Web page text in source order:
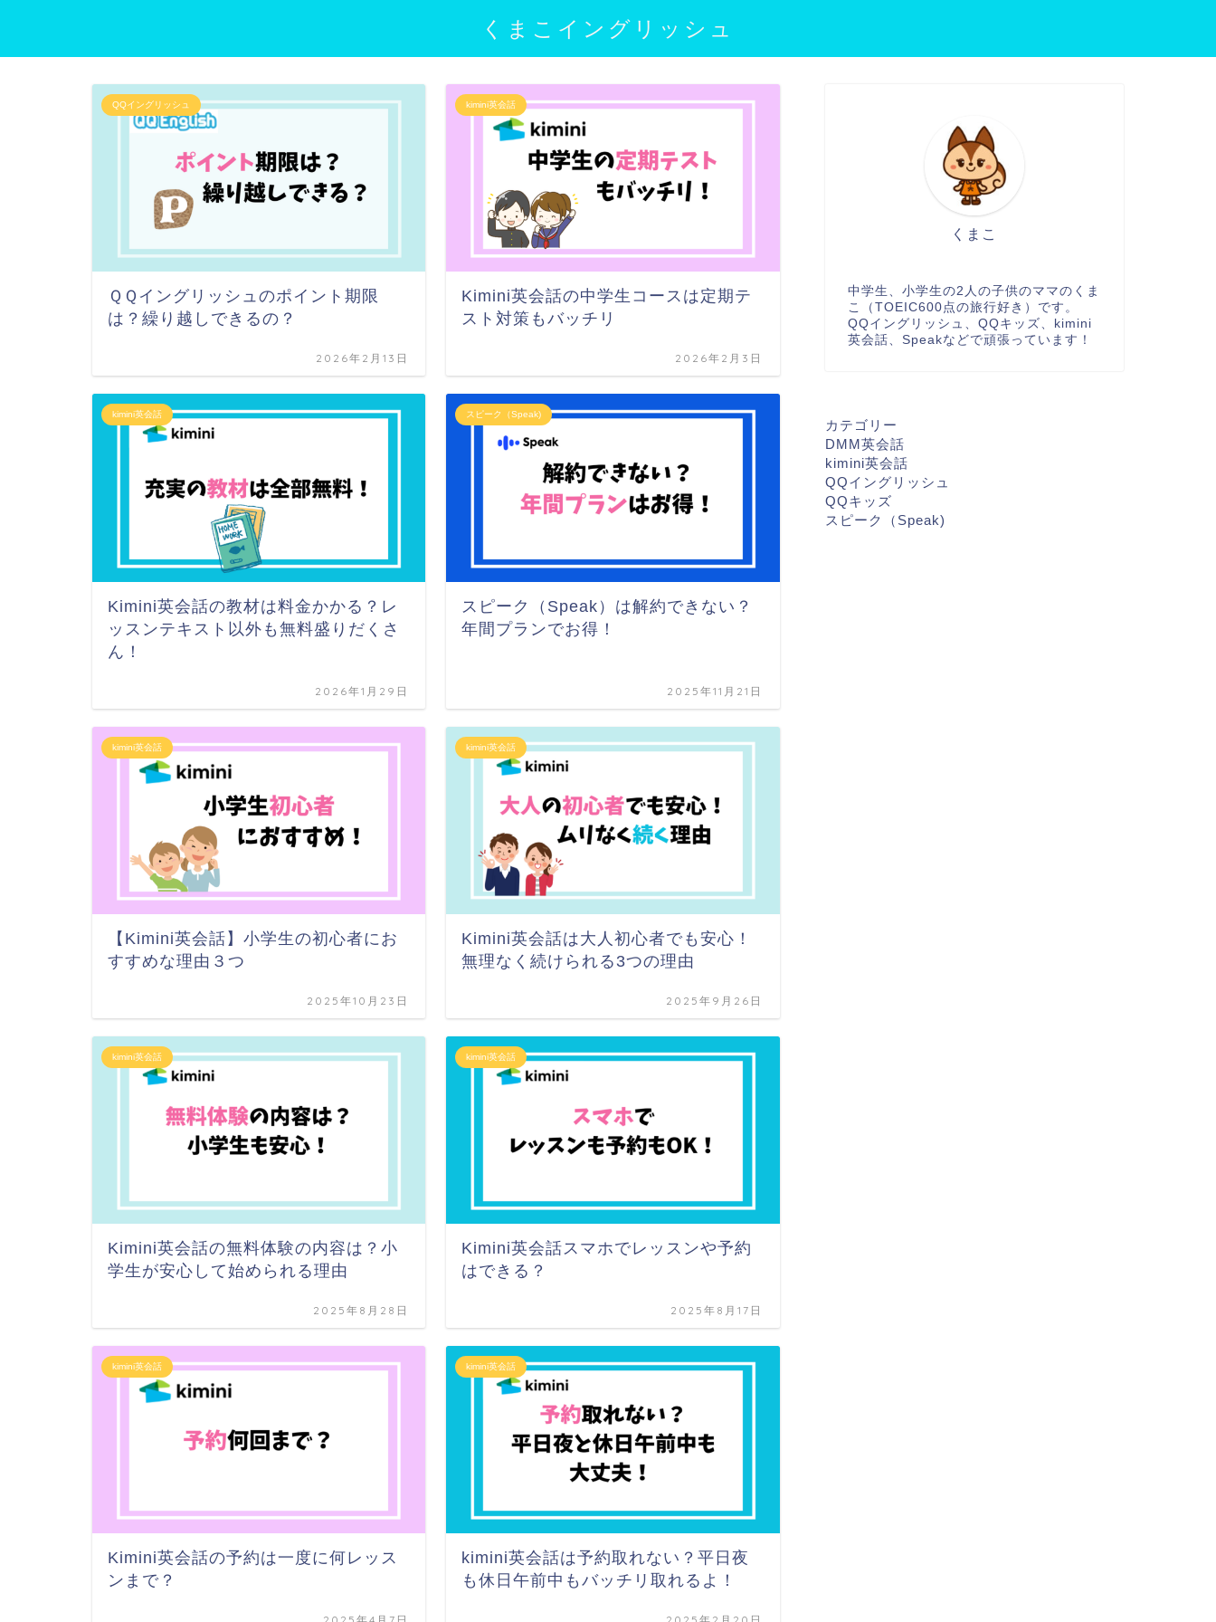
くまこイングリッシュ
QQイングリッシュ
ＱＱイングリッシュのポイント期限
は？繰り越しできるの？
2026年2月13日
kimini英会話
Kimini英会話の中学生コースは定期テ
スト対策もバッチリ
2026年2月3日
kimini英会話
Kimini英会話の教材は料金かかる？レ
ッスンテキスト以外も無料盛りだくさ
ん！
2026年1月29日
スピーク（Speak)
スピーク（Speak）は解約できない？
年間プランでお得！
2025年11月21日
kimini英会話
【Kimini英会話】小学生の初心者にお
すすめな理由３つ
2025年10月23日
kimini英会話
Kimini英会話は大人初心者でも安心！
無理なく続けられる3つの理由
2025年9月26日
kimini英会話
Kimini英会話の無料体験の内容は？小
学生が安心して始められる理由
2025年8月28日
kimini英会話
Kimini英会話スマホでレッスンや予約
はできる？
2025年8月17日
kimini英会話
Kimini英会話の予約は一度に何レッス
ンまで？
kimini英会話
kimini英会話は予約取れない？平日夜
も休日午前中もバッチリ取れるよ！
くまこ
中学生、小学生の2人の子供のママのくま
こ（TOEIC600点の旅行好き）です。
QQイングリッシュ、QQキッズ、kimini
英会話、Speakなどで頑張っています！
カテゴリー
DMM英会話
kimini英会話
QQイングリッシュ
QQキッズ
スピーク（Speak)